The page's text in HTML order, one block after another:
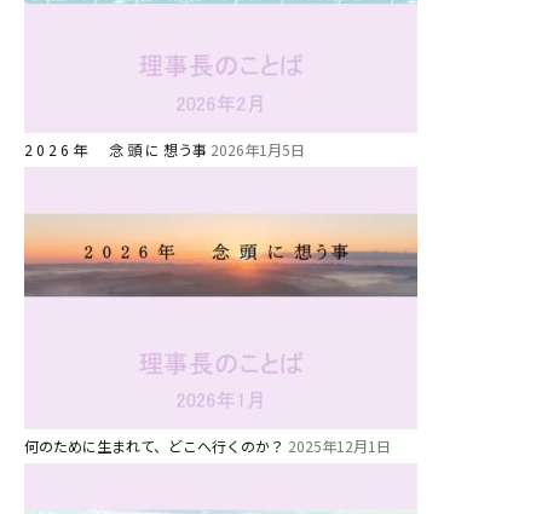
2 0 2 6 年 念 頭 に 想う事 2026年1月5日
何のために生まれて、どこへ行くのか？ 2025年12月1日
1歳・2歳親子登園［マリポサクラ
2歳児ひとり登園［ゆず組 ]
関係先リンク
学校法⼈鴨⾕学園 鳳幼稚園
⼤阪府私⽴幼稚園連盟
社会福祉法人野田福祉会